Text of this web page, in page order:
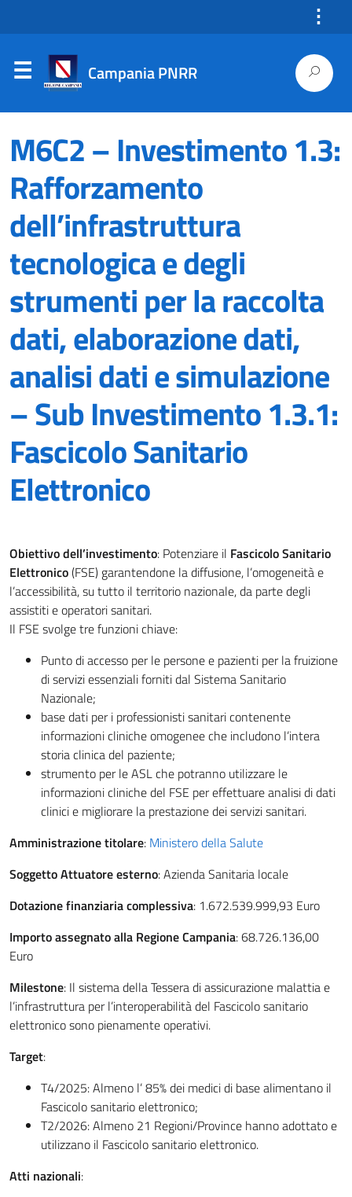
⋮
Campania PNRR
M6C2 – Investimento 1.3:
Rafforzamento
dell’infrastruttura
tecnologica e degli
strumenti per la raccolta
dati, elaborazione dati,
analisi dati e simulazione
– Sub Investimento 1.3.1:
Fascicolo Sanitario
Elettronico
Obiettivo dell’investimento: Potenziare il Fascicolo Sanitario
Elettronico(FSE) garantendone la diffusione, l’omogeneità e
l’accessibilità, su tutto il territorio nazionale, da parte degli
assistiti e operatori sanitari.
Il FSE svolge tre funzioni chiave:
Punto di accesso per le persone e pazienti per la fruizione
di servizi essenziali forniti dal Sistema Sanitario
Nazionale;
base dati per i professionisti sanitari contenente
informazioni cliniche omogenee che includono l’intera
storia clinica del paziente;
strumento per le ASL che potranno utilizzare le
informazioni cliniche del FSE per effettuare analisi di dati
clinici e migliorare la prestazione dei servizi sanitari.
Amministrazione titolare: Ministero della Salute
Soggetto Attuatore esterno: Azienda Sanitaria locale
Dotazione finanziaria complessiva: 1.672.539.999,93 Euro
Importo assegnato alla Regione Campania: 68.726.136,00
Euro
Milestone: Il sistema della Tessera di assicurazione malattia e
l’infrastruttura per l’interoperabilità del Fascicolo sanitario
elettronico sono pienamente operativi.
Target:
T4/2025: Almeno l’ 85% dei medici di base alimentano il
Fascicolo sanitario elettronico;
T2/2026: Almeno 21 Regioni/Province hanno adottato e
utilizzano il Fascicolo sanitario elettronico.
Atti nazionali: